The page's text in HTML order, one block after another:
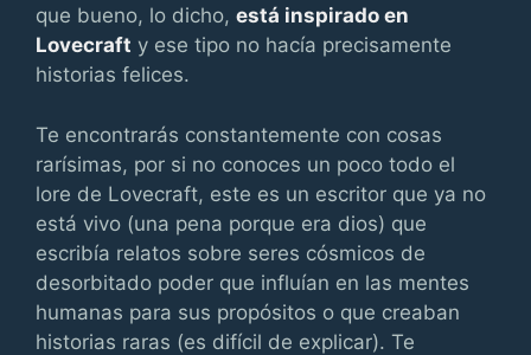
que bueno, lo dicho, está inspirado en
Lovecraft y ese tipo no hacía precisamente
historias felices.
Te encontrarás constantemente con cosas
rarísimas, por si no conoces un poco todo el
lore de Lovecraft, este es un escritor que ya no
está vivo (una pena porque era dios) que
escribía relatos sobre seres cósmicos de
desorbitado poder que influían en las mentes
humanas para sus propósitos o que creaban
historias raras (es difícil de explicar). Te